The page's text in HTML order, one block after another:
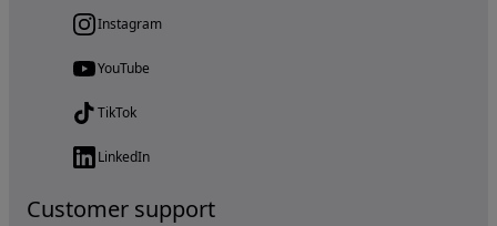
Instagram
YouTube
TikTok
LinkedIn
Customer support